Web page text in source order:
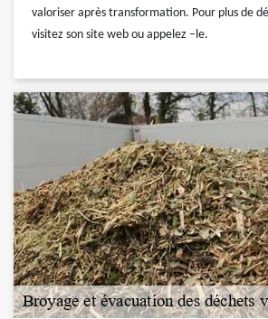
valoriser après transformation. Pour plus de
visitez son site web ou appelez –le.